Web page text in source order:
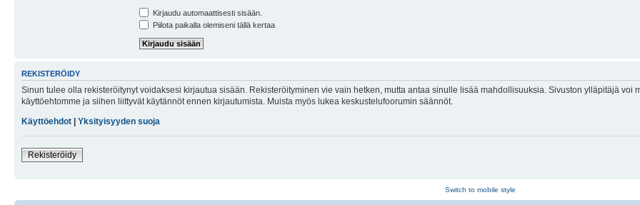
Kirjaudu automaattisesti sisään.
Piilota paikalla olemiseni tällä kertaa
REKISTERÖIDY
Sinun tulee olla rekisteröitynyt voidaksesi kirjautua sisään. Rekisteröityminen vie vain hetken, mutta antaa sinulle lisää mahdollisuuksia. Sivuston ylläpitäjä
käyttöehtomme ja siihen liittyvät käytännöt ennen kirjautumista. Muista myös lukea keskustelufoorumin säännöt.
Käyttöehdot
Yksityisyyden suoja
Rekisteröidy
Switch to mobile style